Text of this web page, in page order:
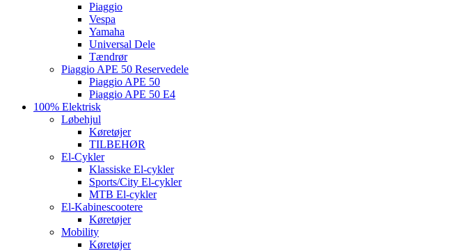
Piaggio
Vespa
Yamaha
Universal Dele
Tændrør
Piaggio APE 50 Reservedele
Piaggio APE 50
Piaggio APE 50 E4
100% Elektrisk
Løbehjul
Køretøjer
TILBEHØR
El-Cykler
Klassiske El-cykler
Sports/City El-cykler
MTB El-cykler
El-Kabinescootere
Køretøjer
Mobility
Køretøjer